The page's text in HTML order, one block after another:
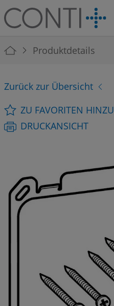
Skip to main navigation
Skip to main content
Skip to page footer
You are here:
Produktdetails
Zurück zur Übersicht
ZU FAVORITEN
DRUCKANSICHT